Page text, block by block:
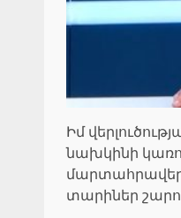
Իմ
նախկինի
մարտահրավեր
տարիներ